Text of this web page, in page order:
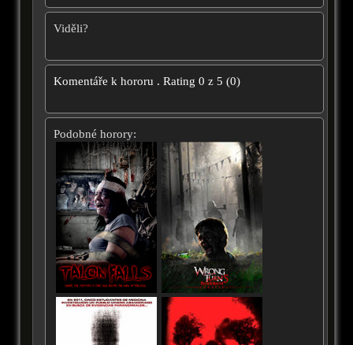
Viděli?
Komentáře k hororu . Rating 0 z 5 (0)
Podobné horory: